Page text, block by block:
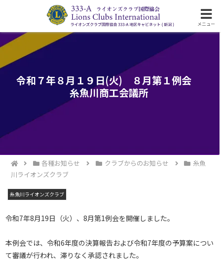
ライオンズクラブ国際協会333-A地区の活動
令和７年８月１９日(火) ８月第１例会
糸魚川商工会議所
各種お知らせ クラブからのお知らせ
糸魚
川ライオンズクラブ
糸魚川ライオンズクラブ
令和7年8月19日（火）、8月第1例会を開催しました。
本例会では、令和6年度の決算報告および令和7年度の予算案につい
て審議が行われ、滞りなく承認されました。
メニュー